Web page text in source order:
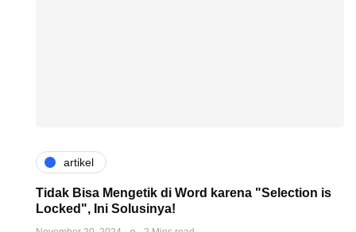
artikel
Tidak Bisa Mengetik di Word karena "Selection is
Locked", Ini Solusinya!